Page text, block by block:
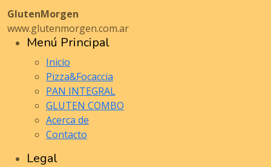
GlutenMorgen
www.glutenmorgen.com.ar
Menú Principal
Inicio
Pizza&Focaccia
PAN INTEGRAL
GLUTEN COMBO
Acerca de
Contacto
Legal